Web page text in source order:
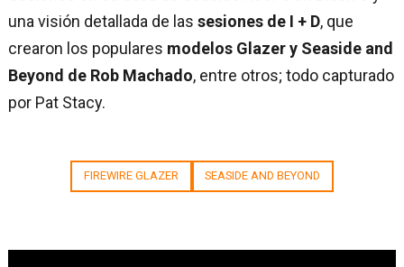
una visión detallada de las sesiones de I + D, que
crearon los populares modelos Glazer y Seaside and
Beyond de Rob Machado, entre otros; todo capturado
por Pat Stacy.
FIREWIRE GLAZER SEASIDE AND BEYOND